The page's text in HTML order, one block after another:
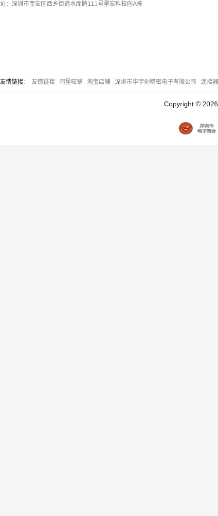
：深圳市宝安区西乡街道水库路111号星宏科技园A栋
友情链接: 友情链接 阿里旺铺 淘宝店铺 深圳市华宇创精密电子有限公司 连接
Copyright ©